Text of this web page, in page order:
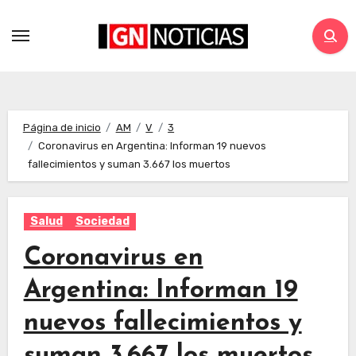
Página de inicio AM V
3
Coronavirus en Argentina: Informan 19 nuevos
fallecimientos y suman 3.667 los muertos
Salud Sociedad
Coronavirus en
Argentina: Informan 19
nuevos fallecimientos y